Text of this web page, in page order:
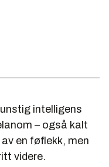
intelligens
– også kalt
en føflekk, men
videre.